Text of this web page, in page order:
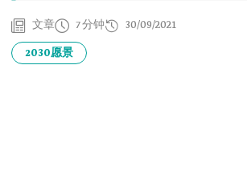
文章 7 分钟 30/09/2021
2030愿景